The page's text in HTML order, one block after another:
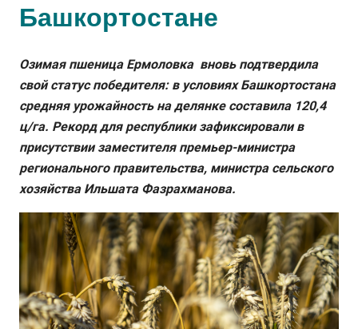
Башкортостане
Озимая пшеница Ермоловка вновь подтвердила
свой статус победителя: в условиях Башкортостана
средняя урожайность на делянке составила 120,4
ц/га. Рекорд для республики зафиксировали в
присутствии заместителя премьер-министра
регионального правительства, министра сельского
хозяйства Ильшата Фазрахманова.